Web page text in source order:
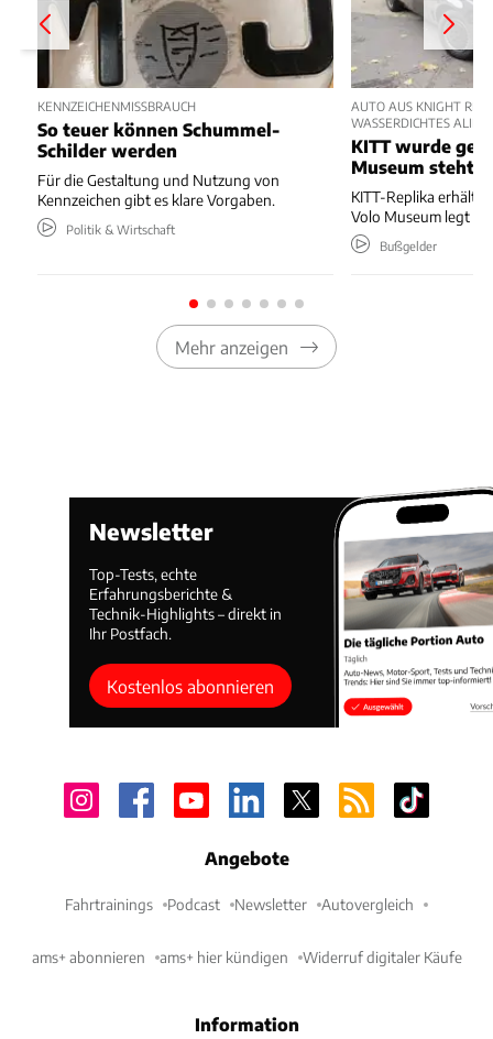
KENNZEICHENMISSBRAUCH
So teuer können Schummel-
Schilder werden
Für die Gestaltung und Nutzung von
Kennzeichen gibt es klare Vorgaben.
Politik & Wirtschaft
AUTO AUS KNIGHT
WASSERDICHTES ALIBI
KITT wurde
Museum steht
KITT-Replika erhält
Volo Museum legt
Bußgelder
Mehr anzeigen
Newsletter
Top-Tests, echte
Erfahrungsberichte &
Technik-Highlights – direkt in
Ihr Postfach.
Kostenlos abonnieren
Angebote
Fahrtrainings Podcast Newsletter Autovergleich
ams+ abonnieren ams+ hier kündigen Widerruf digitaler Käufe
Information